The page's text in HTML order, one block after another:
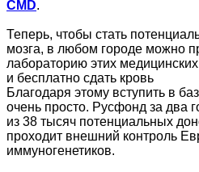
СMD.
Теперь, чтобы стать
мозга, в любом городе можно
лабораторию этих медицинских
и бесплатно сдать кровь
Благодаря этому вступить в
очень просто. Русфонд за два
из 38 тысяч потенциальных
проходит внешний контроль
иммуногенетиков.